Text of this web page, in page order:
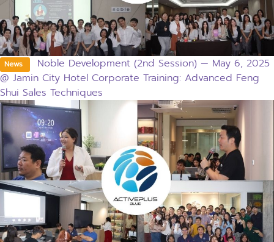
News
Noble Development (2nd Session) — May 6, 2025
@ Jamin City Hotel Corporate Training: Advanced Feng
Shui Sales Techniques